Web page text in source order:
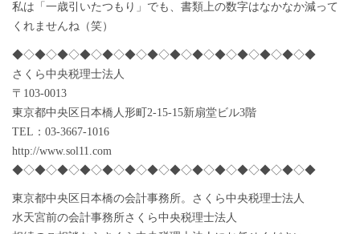
私は「一歳引いたつもり」でも、書類上の数字はなかなか減って
くれませんね（笑）
◆◇◆◇◆◇◆◇◆◇◆◇◆◇◆◇◆◇◆◇◆◇◆◇◆◇◆
さくら中央税理士法人
〒103-0013
東京都中央区日本橋人形町2-15-15新扇堂ビル3階
TEL：03-3667-1016
http://www.sol11.com
◆◇◆◇◆◇◆◇◆◇◆◇◆◇◆◇◆◇◆◇◆◇◆◇◆◇◆
東京都中央区日本橋の会計事務所。さくら中央税理士法人
水天宮前の会計事務所さくら中央税理士法人